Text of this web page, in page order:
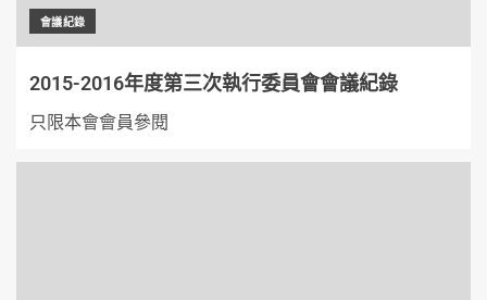
會議紀錄
2015-2016年度第三次執行委員會會議紀錄
只限本會會員參閱